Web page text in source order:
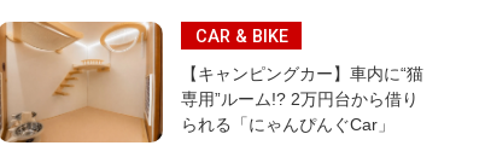
CAR & BIKE
【キャンピングカー】車内に“猫
専用”ルーム!? 2万円台から借り
られる「にゃんぴんぐCar」